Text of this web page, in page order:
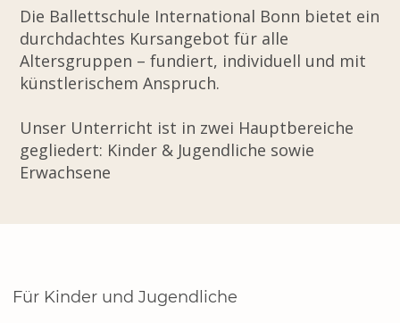
Die Ballettschule International Bonn bietet ein
durchdachtes Kursangebot für alle
Altersgruppen – fundiert, individuell und mit
künstlerischem Anspruch.
Unser Unterricht ist in zwei Hauptbereiche
gegliedert: Kinder & Jugendliche sowie
Erwachsene
Für Kinder und Jugendliche